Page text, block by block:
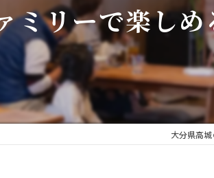
ミリーで楽し
大分県高